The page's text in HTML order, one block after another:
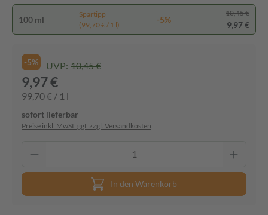
100 ml
Spartipp
(99,70 € / 1 l)
-5%
10,45 €
9,97 €
-5% UVP: 10,45 €
9,97 €
99,70 € / 1 l
sofort lieferbar
Preise inkl. MwSt. ggf. zzgl. Versandkosten
In den Warenkorb